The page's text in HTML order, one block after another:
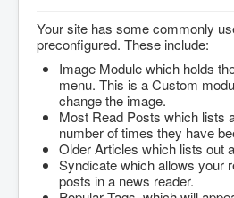
Your site has some commonly
preconfigured. These include:
Image Module which holds
menu. This is a Custom
change the image.
Most Read Posts which lists
number of times they have
Older Articles which lists out
Syndicate which allows your
posts in a news reader.